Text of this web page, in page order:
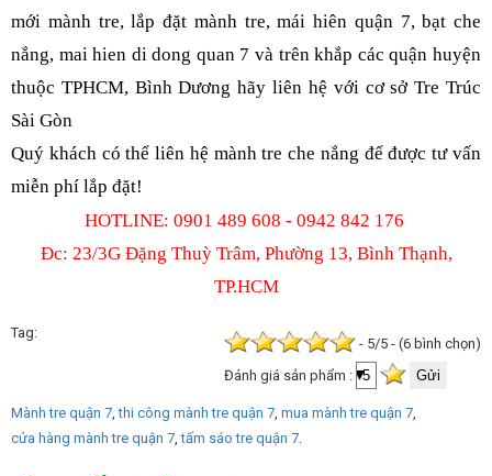
mới mành tre, lắp đặt mành tre, mái hiên quận 7, bạt che
nắng, mai hien di dong quan 7 và trên khắp các quận huyện
thuộc TPHCM, Bình Dương hãy liên hệ với cơ sở Tre Trúc
Sài Gòn
Quý khách có thể liên hệ mành tre che nắng để được tư vấn
miễn phí lắp đặt!
HOTLINE: 0901 489 608 - 0942 842 176
Đc: 23/3G Đặng Thuỳ Trâm, Phường 13, Bình Thạnh,
TP.HCM
- 5/5 - (6 bình chọn)
Đánh giá sản phẩm :
Tag
Mành tre quận 7 thi công mành tre quận 7 mua mành tre quận 7
cửa hàng mành tre quận 7 tấm sáo tre quận 7